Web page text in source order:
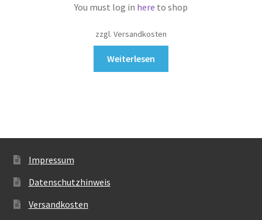
You must log in here to shop
zzgl. Versandkosten
Weiterlesen
Impressum
Datenschutzhinweis
Versandkosten